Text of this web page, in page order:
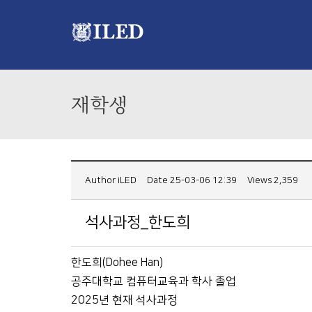
재학생
Author iLED Date 25-03-06 12:39 Views 2,359
석사과정_한도희
한도희(Dohee Han)
공주대학교 컴퓨터교육과 학사 졸업
2025년 현재 석사과정